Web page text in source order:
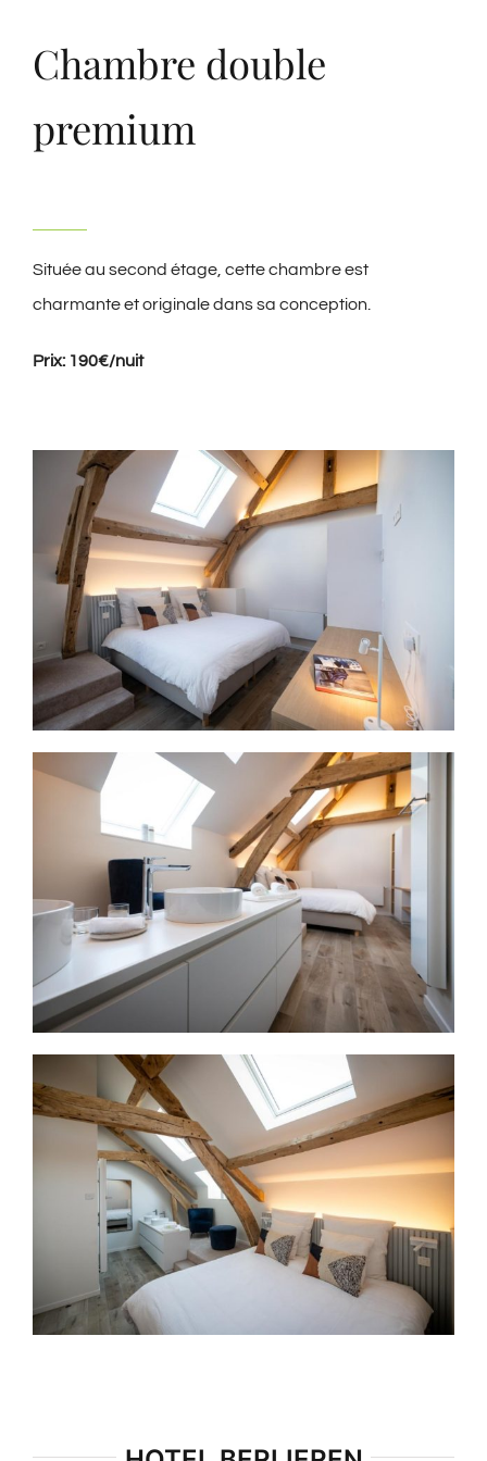
Chambre double
premium
Située au second étage, cette chambre est
charmante et originale dans sa conception.
Prix: 190€/nuit